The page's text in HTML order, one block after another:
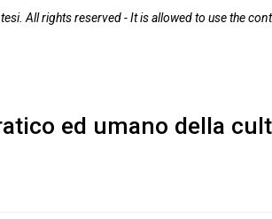
All rights reserved - It is allowed to use the
ed umano della